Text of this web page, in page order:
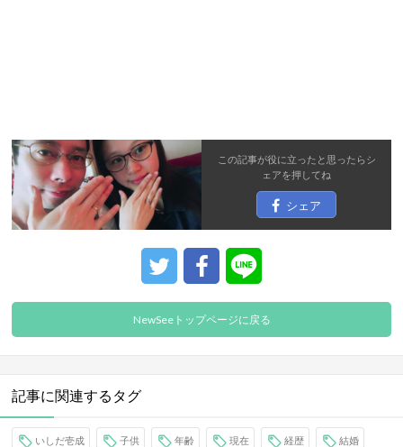
この記事が役に立ったと思ったらシ
ェアを押してね
シェア
NewSeeトップページに戻る
記事に関連するタグ
いしだ壱成 子供 年齢 現在 経歴 結婚